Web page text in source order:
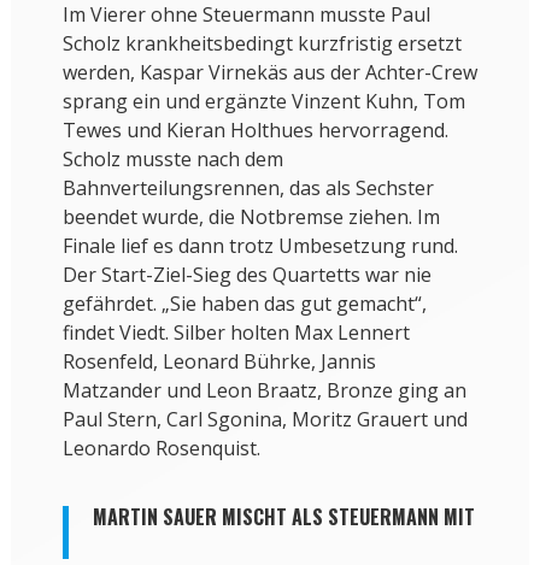
Im Vierer ohne Steuermann musste Paul
Scholz krankheitsbedingt kurzfristig ersetzt
werden, Kaspar Virnekäs aus der Achter-Crew
sprang ein und ergänzte Vinzent Kuhn, Tom
Tewes und Kieran Holthues hervorragend.
Scholz musste nach dem
Bahnverteilungsrennen, das als Sechster
beendet wurde, die Notbremse ziehen. Im
Finale lief es dann trotz Umbesetzung rund.
Der Start-Ziel-Sieg des Quartetts war nie
gefährdet. „Sie haben das gut gemacht“,
findet Viedt. Silber holten Max Lennert
Rosenfeld, Leonard Bührke, Jannis
Matzander und Leon Braatz, Bronze ging an
Paul Stern, Carl Sgonina, Moritz Grauert und
Leonardo Rosenquist.
MARTIN SAUER MISCHT ALS STEUERMANN MIT